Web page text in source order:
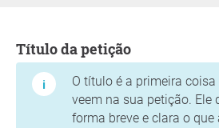
Título da petição
O título é a primeira
veem na sua petição. Ele
forma breve e clara o